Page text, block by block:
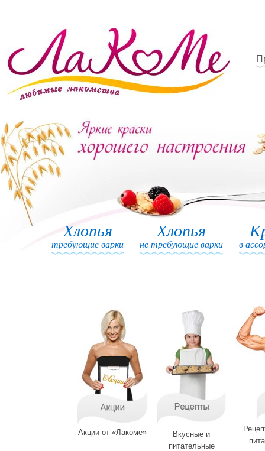
Хлопья
требующие варки
Хлопья
не требующие варки в
Акции от «Лакоме»
Вкусные и
питательные